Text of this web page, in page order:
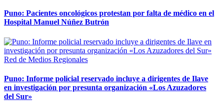
Puno: Pacientes oncológicos protestan por falta de médico en el
Hospital Manuel Núñez Butrón
Red de Medios Regionales
Puno: Informe policial reservado incluye a dirigentes de Ilave
en investigación por presunta organización «Los Azuzadores
del Sur»